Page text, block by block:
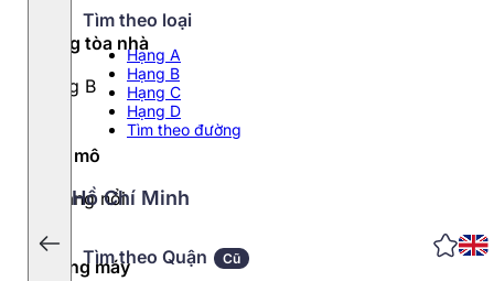
Tìm theo loại
Hạng A
Hạng B
Hạng C
Hạng D
Tìm theo đường
Hồ Chí Minh
Tìm theo Quận Cũ
Hạng tòa nhà
Hạng B
Quy mô
17 tầng nổi
Thang máy